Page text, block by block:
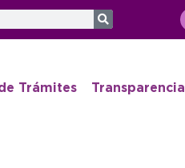
Trámites Transparencia